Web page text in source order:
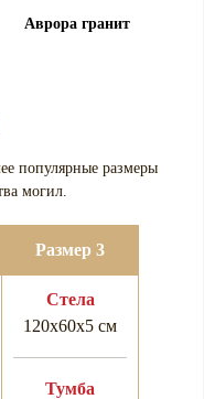
Аврора гранит
популярные размеры
могил.
Размер 3
Cтела
120х60х5 см
Тумба